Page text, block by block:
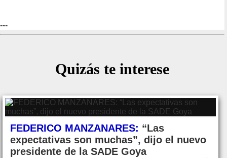
---
Quizás te interese
FEDERICO MANZANARES: “Las
expectativas son muchas”, dijo el nuevo
presidente de la SADE Goya